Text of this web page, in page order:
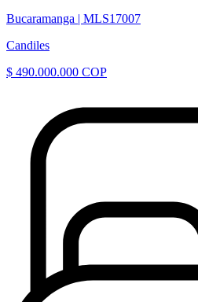
Bucaramanga | MLS17007
Candiles
$ 490.000.000 COP